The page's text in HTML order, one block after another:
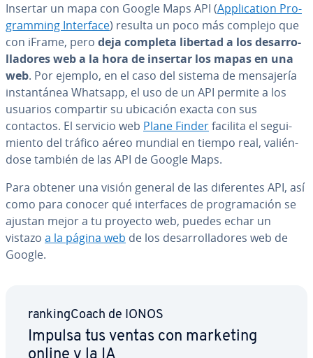
Insertar un mapa con Google Maps API (Ap­pli­ca­tion Pro­
gra­m­mi­ng Interface) resulta un poco más complejo que
con iFrame, pero deja completa libertad a los de­sa­rro­
lla­do­res web a la hora de insertar los mapas en una
web. Por ejemplo, en el caso del sistema de me­n­sa­je­ría
in­s­ta­n­tá­nea Whatsapp, el uso de un API permite a los
usuarios compartir su ubicación exacta con sus
contactos. El servicio web Plane Finderfacilita el se­gui­
mie­n­to del tráfico aéreo mundial en tiempo real, va­lié­n­
do­se también de las API de Google Maps.
Para obtener una visión general de las di­fe­re­n­tes API, así
como para conocer qué in­te­r­fa­ces de pro­gra­ma­ción se
ajustan mejor a tu proyecto web, puedes echar un
vistazo a la página web de los de­sa­rro­lla­do­res web de
Google.
ra­n­ki­n­g­Coa­ch de IONOS
Impulsa tus ventas con marketing